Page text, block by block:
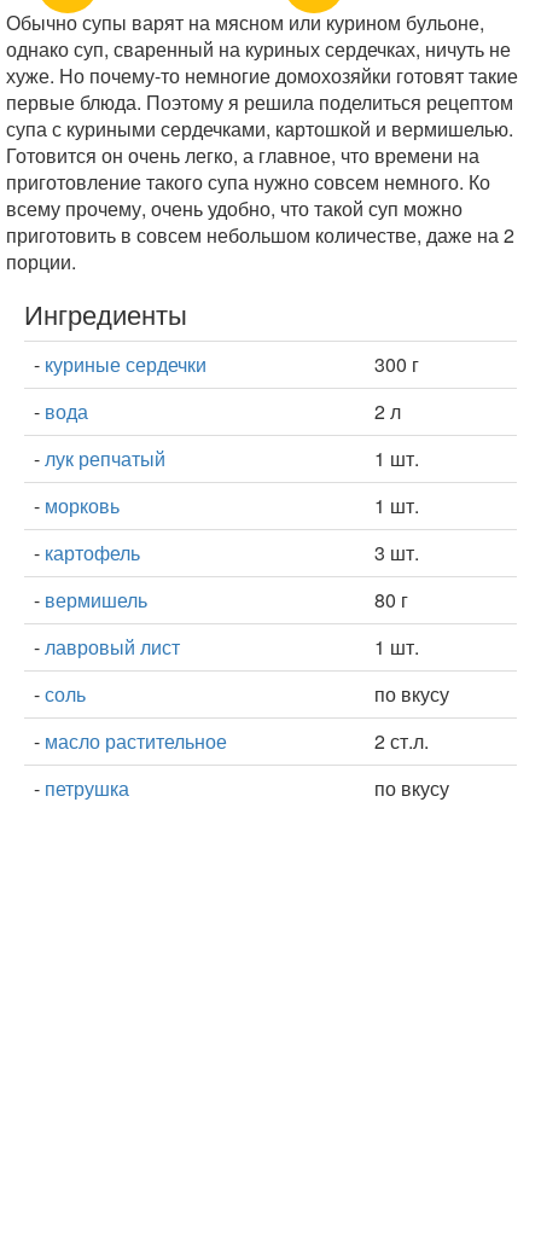
Обычно супы варят на мясном или курином бульоне,
однако суп, сваренный на куриных сердечках, ничуть не
хуже. Но почему-то немногие домохозяйки готовят такие
первые блюда. Поэтому я решила поделиться рецептом
супа с куриными сердечками, картошкой и вермишелью.
Готовится он очень легко, а главное, что времени на
приготовление такого супа нужно совсем немного. Ко
всему прочему, очень удобно, что такой суп можно
приготовить в совсем небольшом количестве, даже на 2
порции.
Ингредиенты
- куриные сердечки
300 г
- вода
2 л
-лук репчатый
1 шт.
- морковь
1 шт.
- картофель
3 шт.
- вермишель
80 г
-лавровый лист
1 шт.
-соль
по вкусу
- масло растительное
2 ст.л.
- петрушка по вкусу